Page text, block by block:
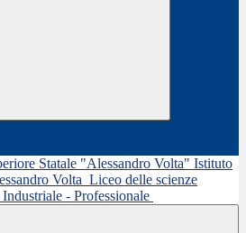
Istituto
Volta Liceo delle scienze
- Professionale